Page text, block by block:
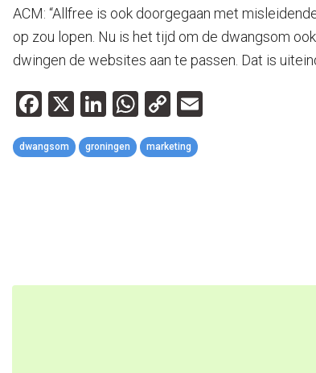
ACM: “Allfree is ook doorgegaan met
op zou lopen. Nu is het tijd om de dwangsom
dwingen de websites aan te passen. Dat is
Facebook
X LinkedIn
WhatsApp
Copy
Link
dwangsom groningen marketing